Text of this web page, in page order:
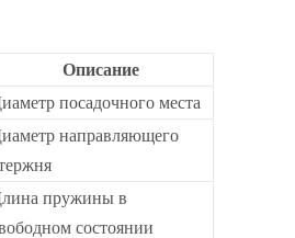
Описание
посадочного места
направляющего
пружины в
состоянии